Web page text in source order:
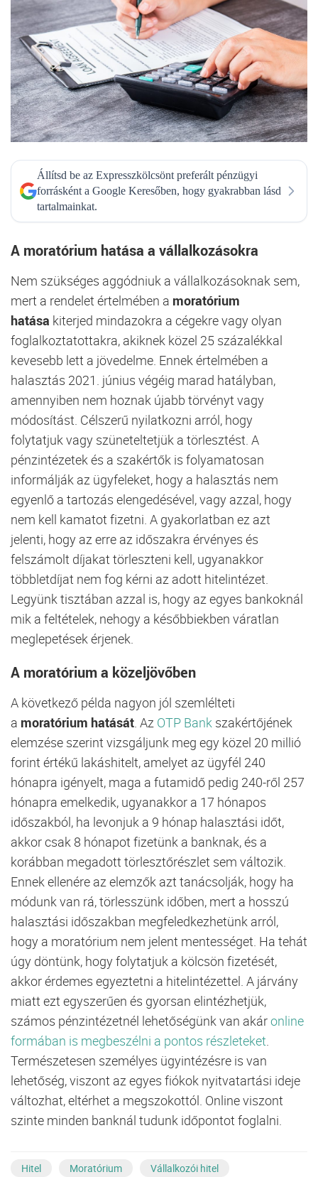
Állítsd be az Expresszkölcsönt preferált pénzügyi
forrásként a Google Keresőben, hogy gyakrabban lásd
tartalmainkat.
A moratórium hatása a vállalkozásokra
Nem szükséges aggódniuk a vállalkozásoknak sem,
mert a rendelet értelmében a moratórium
hatása kiterjed mindazokra a cégekre vagy olyan
foglalkoztatottakra, akiknek közel 25 százalékkal
kevesebb lett a jövedelme. Ennek értelmében a
halasztás 2021. június végéig marad hatályban,
amennyiben nem hoznak újabb törvényt vagy
módosítást. Célszerű nyilatkozni arról, hogy
folytatjuk vagy szüneteltetjük a törlesztést. A
pénzintézetek és a szakértők is folyamatosan
informálják az ügyfeleket, hogy a halasztás nem
egyenlő a tartozás elengedésével, vagy azzal, hogy
nem kell kamatot fizetni. A gyakorlatban ez azt
jelenti, hogy az erre az időszakra érvényes és
felszámolt díjakat törleszteni kell, ugyanakkor
többletdíjat nem fog kérni az adott hitelintézet.
Legyünk tisztában azzal is, hogy az egyes bankoknál
mik a feltételek, nehogy a későbbiekben váratlan
meglepetések érjenek.
A moratórium a közeljövőben
A következő példa nagyon jól szemlélteti
a moratórium hatását . Az OTP Bank szakértőjének
elemzése szerint vizsgáljunk meg egy közel 20 millió
forint értékű lakáshitelt, amelyet az ügyfél 240
hónapra igényelt, maga a futamidő pedig 240-ről 257
hónapra emelkedik, ugyanakkor a 17 hónapos
időszakból, ha levonjuk a 9 hónap halasztási időt,
akkor csak 8 hónapot fizetünk a banknak, és a
korábban megadott törlesztőrészlet sem változik.
Ennek ellenére az elemzők azt tanácsolják, hogy ha
módunk van rá, törlesszünk időben, mert a hosszú
halasztási időszakban megfeledkezhetünk arról,
hogy a moratórium nem jelent mentességet. Ha tehát
úgy döntünk, hogy folytatjuk a kölcsön fizetését,
akkor érdemes egyeztetni a hitelintézettel. A járvány
miatt ezt egyszerűen és gyorsan elintézhetjük,
számos pénzintézetnél lehetőségünk van akáronline
formában is megbeszélni a pontos részleteket
Természetesen személyes ügyintézésre is van
lehetőség, viszont az egyes fiókok nyitvatartási ideje
változhat, eltérhet a megszokottól. Online viszont
szinte minden banknál tudunk időpontot foglalni.
Hitel Moratórium Vállalkozói hitel